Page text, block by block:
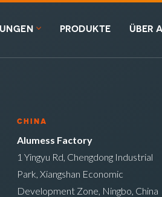
PRODUKTE ÜBER
CHINA
Alumess Factory
1 Yingyu Rd, Chengdong Industrial
Park, Xiangshan Economic
Development Zone, Ningbo, China